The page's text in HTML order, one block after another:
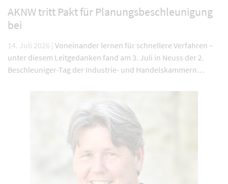
AKNW tritt Pakt für Planungsbeschleunigung
bei
14. Juli 2026 | Voneinander lernen für schnellere Verfahren –
unter diesem Leitgedanken fand am 3. Juli in Neuss der 2.
Beschleuniger-Tag der Industrie- und Handelskammern…